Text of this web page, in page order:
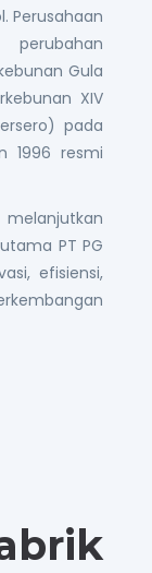
Perusahaan
Gula
XIV
pada
1996 resmi
PT PG
efisiensi,